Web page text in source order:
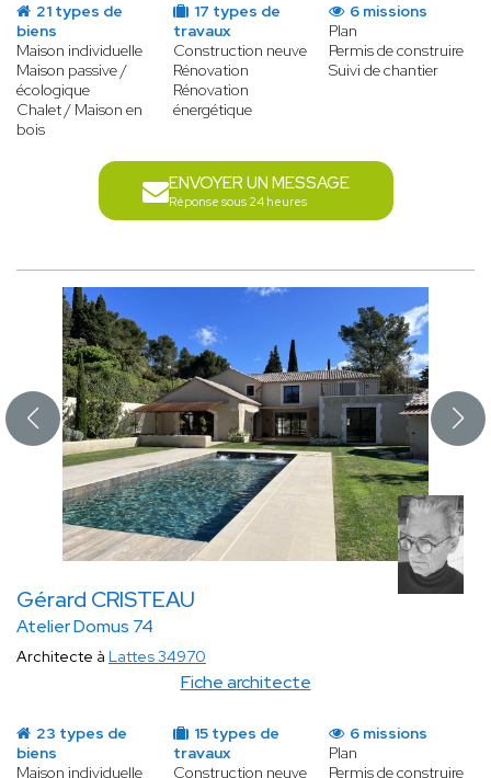
21 types de
biens
Maison individuelle
Maison passive /
écologique
Chalet / Maison en
bois
17 types de
travaux
Construction neuve
Rénovation
Rénovation
énergétique
6 missions
Plan
Permis de construire
Suivi de chantier
ENVOYER UN MESSAGE
Réponse sous 24 heures
Gérard CRISTEAU
Atelier Domus 74
Fiche architecte
Architecte à Lattes 34970
23 types de
biens
Maison individuelle
15 types de
travaux
Construction neuve
6 missions
Plan
Permis de construire